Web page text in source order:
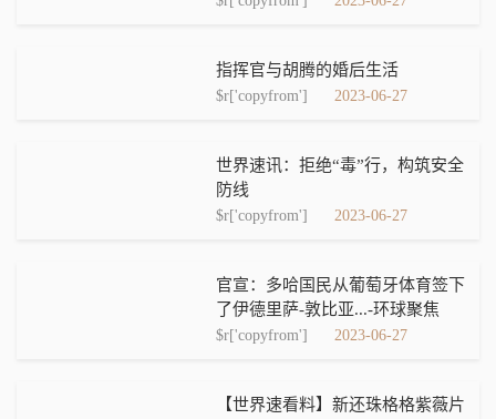
指挥官与胡腾的婚后生活
$r['copyfrom'] 2023-06-27
世界速讯：拒绝“毒”行，构筑安全
防线
$r['copyfrom'] 2023-06-27
官宣：多哈国民从葡萄牙体育签下
了伊德里萨-敦比亚...-环球聚焦
$r['copyfrom'] 2023-06-27
【世界速看料】新还珠格格紫薇片